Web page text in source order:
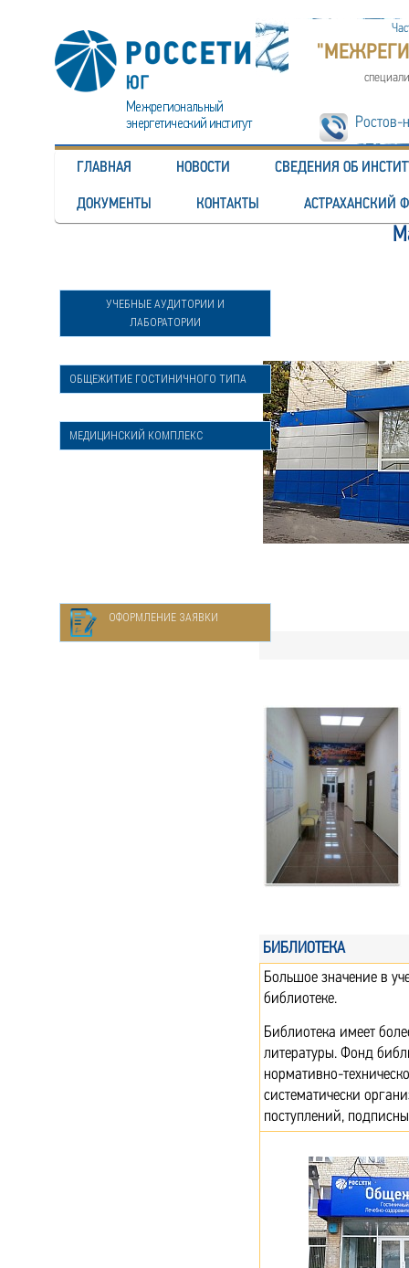
ГЛАВНАЯ НОВОСТИ СВЕДЕНИЯ ОБ
ДОКУМЕНТЫ КОНТАКТЫ АСТРАХАНСКИЙ
УЧЕБНЫЕ АУДИТОРИИ И
ЛАБОРАТОРИИ
ОБЩЕЖИТИЕ ГОСТИНИЧНОГО ТИПА
МЕДИЦИНСКИЙ КОМПЛЕКС
ОФОРМЛЕНИЕ ЗАЯВКИ
БИБЛИОТЕКА
Большое значение в
библиотеке.
Библиотека имеет
литературы. Фонд
нормативно-
систематически
поступлений,